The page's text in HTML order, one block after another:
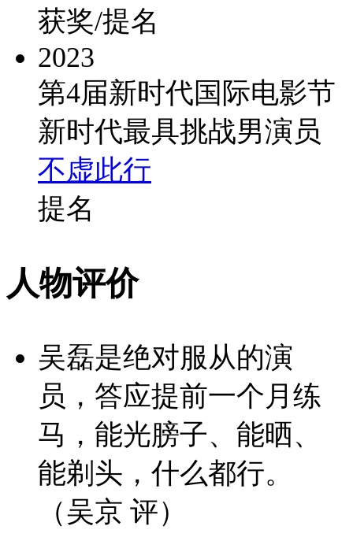
获奖/提名
2023
第4届新时代国际电影节
新时代最具挑战男演员
不虚此行
提名
人物评价
吴磊是绝对服从的演
员，答应提前一个月练
马，能光膀子、能晒、
能剃头，什么都行。
（吴京 评）